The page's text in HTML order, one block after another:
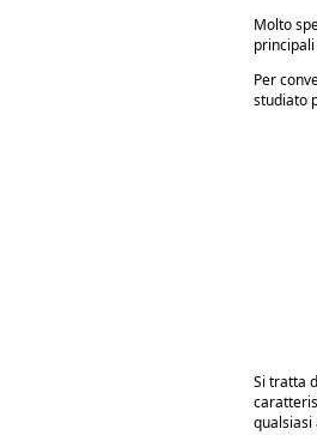
Molto
Per
studiato
Si tratta
qualsiasi